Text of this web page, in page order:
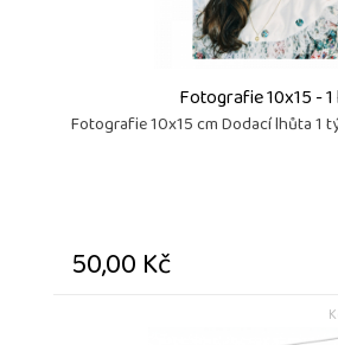
Fotografie 10x15 - 1
Fotografie 10x15 cm Dodací lhůta 1
50,00 Kč